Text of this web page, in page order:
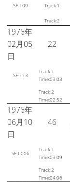
SF-109 Track:1
Track:2
1976年
02月05
日
22
SF-113
Track:1
Time:03:03
Track:2
Time:02:52
1976年
06月10
日
46
SF-6006
Track:1
Time:03:09
Track:2
Time:04:06